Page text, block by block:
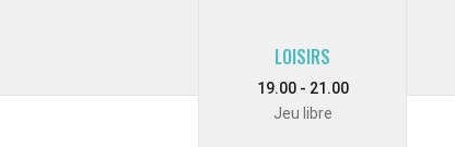
LOISIRS
19.00 - 21.00
Jeu libre